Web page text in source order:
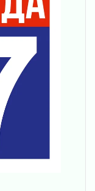
за сброс
площадок
объектами к
с